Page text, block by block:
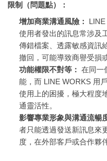
限制（問題點）：
增加商業溝通風險：
使用者發出的訊息常涉及
傳錯檔案、透露敏感資訊
撤回，可能導致商譽受損
功能權限不對等： 在同一
能，而 LINE WORKS 用
使用上的困擾，極大程度
通靈活性。
影響專業形象與溝通流暢
者只能透過發送新訊息來
度，在外部客戶或合作夥